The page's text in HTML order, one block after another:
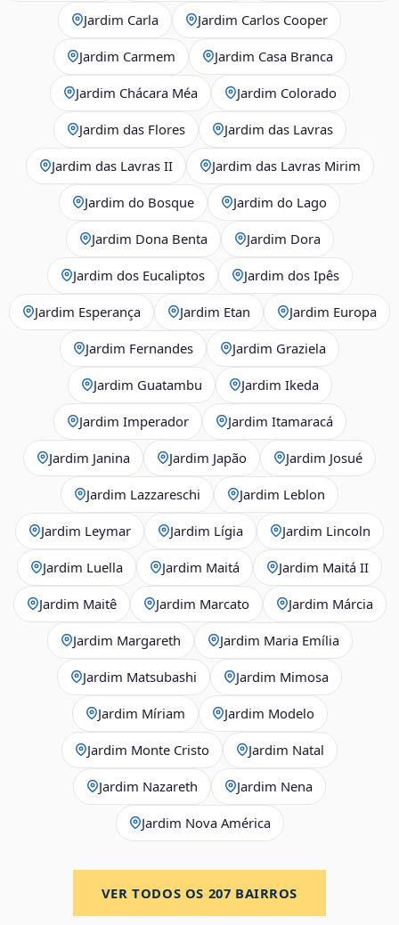
Jardim Carla Jardim Carlos Cooper
Jardim Carmem Jardim Casa Branca
Jardim Chácara Méa Jardim Colorado
Jardim das Flores Jardim das Lavras
Jardim das Lavras II Jardim das Lavras Mirim
Jardim do Bosque Jardim do Lago
Jardim Dona Benta Jardim Dora
Jardim dos Eucaliptos Jardim dos Ipês
Jardim Esperança Jardim Etan Jardim Europa
Jardim Fernandes Jardim Graziela
Jardim Guatambu Jardim Ikeda
Jardim Imperador Jardim Itamaracá
Jardim Janina Jardim Japão Jardim Josué
Jardim Lazzareschi Jardim Leblon
Jardim Leymar Jardim Lígia Jardim Lincoln
Jardim Luella Jardim Maitá Jardim Maitá II
Jardim Maitê Jardim Marcato Jardim Márcia
Jardim Margareth Jardim Maria Emília
Jardim Matsubashi Jardim Mimosa
Jardim Míriam Jardim Modelo
Jardim Monte Cristo Jardim Natal
Jardim Nazareth Jardim Nena
Jardim Nova América
VER TODOS OS 207 BAIRROS